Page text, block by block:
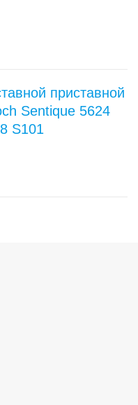
приставной
Sentique 5624
S101